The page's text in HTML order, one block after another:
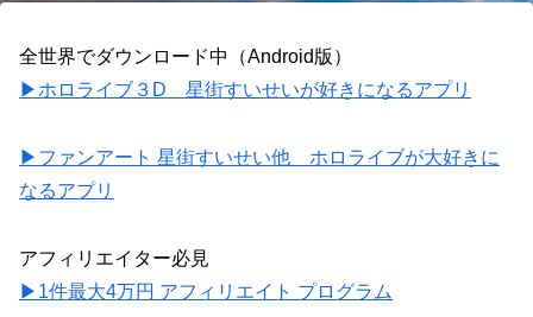
全世界でダウンロード中（Android版）
▶ホロライブ３D 星街すいせいが好きになるアプリ
▶ファンアート 星街すいせい他 ホロライブが大好きに
なるアプリ
アフィリエイター必見
▶1件最大4万円 アフィリエイト プログラム